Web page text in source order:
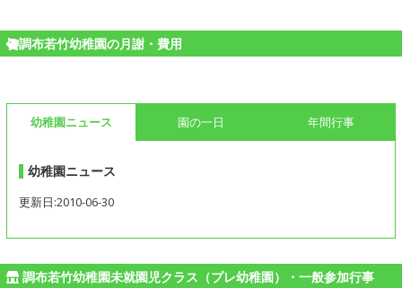
調布若竹幼稚園の月謝・費用
幼稚園ニュース 園の一日 年間行事
幼稚園ニュース
更新日:2010-06-30
調布若竹幼稚園未就園児クラス（プレ幼稚園）・一般参加行事